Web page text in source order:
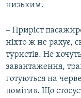
низьким.
‒ Приріст
ніхто ж не рахує,
туристів. Не
завантаження,
готуються на
помітив. Що